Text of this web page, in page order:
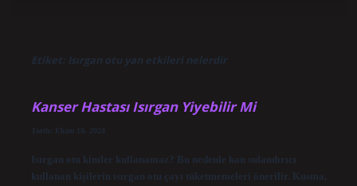
Etiket: Isırgan otu yan etkileri nelerdir
Kanser Hastası Isırgan Yiyebilir Mi
Tarih: Ekim 18, 2024
Isırgan otu kimler kullanamaz? Bu nedenle kan sulandırıcı
kullanan kişilerin ısırgan otu çayı tüketmemeleri önerilir. Kusma,